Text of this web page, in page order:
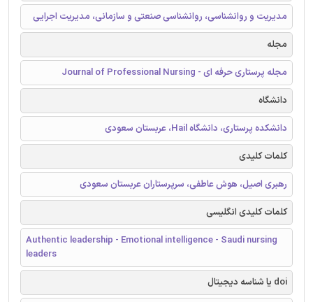
مدیریت و روانشناسی، روانشناسی صنعتی و سازمانی، مدیریت اجرایی
مجله
مجله پرستاری حرفه ای - Journal of Professional Nursing
دانشگاه
دانشکده پرستاری، دانشگاه Hail، عربستان سعودی
کلمات کلیدی
رهبری اصیل، هوش عاطفی، سرپرستاران عربستان سعودی
کلمات کلیدی انگلیسی
Authentic leadership - Emotional intelligence - Saudi nursing
leaders
doi یا شناسه دیجیتال